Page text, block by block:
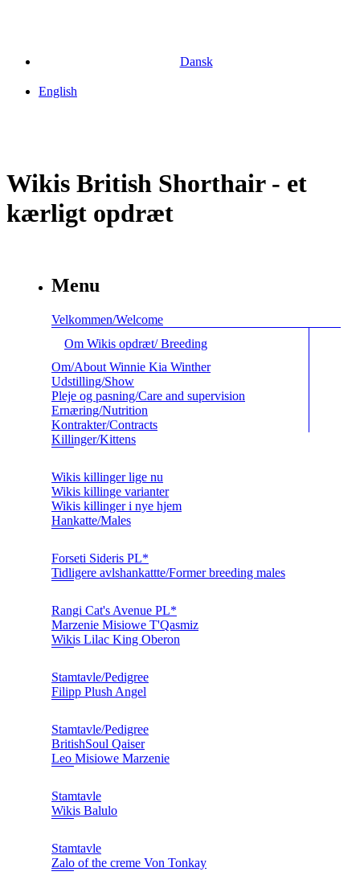
Dansk
English
Wikis British Shorthair - et
kærligt opdræt
Menu
Velkommen/Welcome
Om Wikis opdræt/ Breeding
Om/About Winnie Kia Winther
Udstilling/Show
Pleje og pasning/Care and supervision
Ernæring/Nutrition
Kontrakter/Contracts
Killinger/Kittens
Wikis killinger lige nu
Wikis killinge varianter
Wikis killinger i nye hjem
Hankatte/Males
Forseti Sideris PL*
Tidligere avlshankattte/Former breeding males
Rangi Cat's Avenue PL*
Marzenie Misiowe T'Qasmiz
Wikis Lilac King Oberon
Stamtavle/Pedigree
Filipp Plush Angel
Stamtavle/Pedigree
BritishSoul Qaiser
Leo Misiowe Marzenie
Stamtavle
Wikis Balulo
Stamtavle
Zalo of the creme Von Tonkay